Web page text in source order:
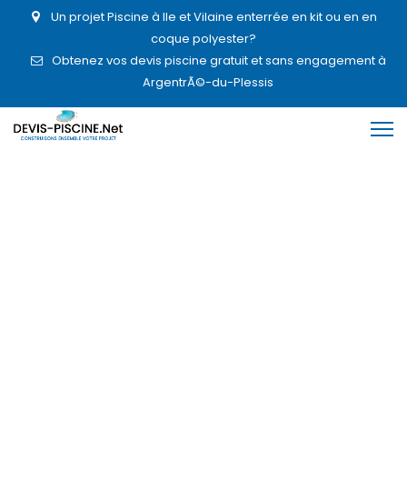
Un projet Piscine à Ile et Vilaine enterrée en kit ou en en
coque polyester?
Obtenez vos devis piscine gratuit et sans engagement à
ArgentrÃ©-du-Plessis